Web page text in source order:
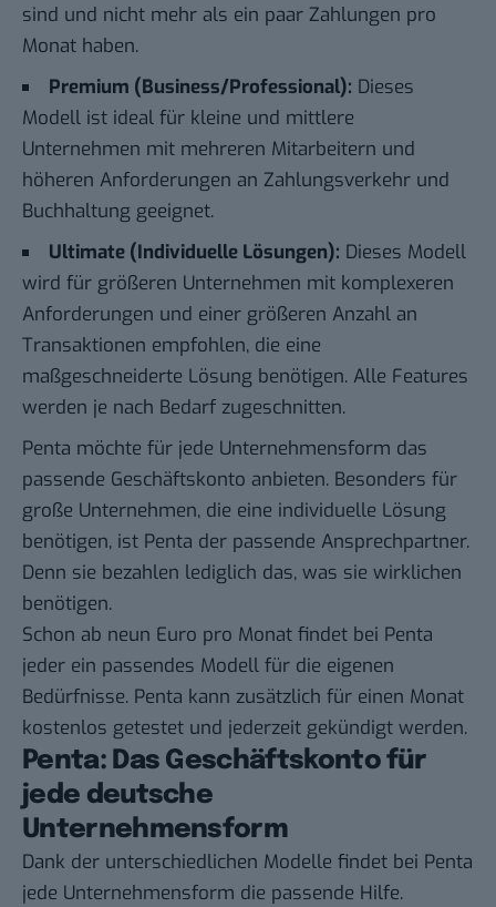
sind und nicht mehr als ein paar Zahlungen pro
Monat haben.
Premium (Business/Professional): Dieses
Modell ist ideal für kleine und mittlere
Unternehmen mit mehreren Mitarbeitern und
höheren Anforderungen an Zahlungsverkehr und
Buchhaltung geeignet.
Ultimate (Individuelle Lösungen): Dieses Modell
wird für größeren Unternehmen mit komplexeren
Anforderungen und einer größeren Anzahl an
Transaktionen empfohlen, die eine
maßgeschneiderte Lösung benötigen. Alle Features
werden je nach Bedarf zugeschnitten.
Penta möchte für jede Unternehmensform das
passende Geschäftskonto anbieten. Besonders für
große Unternehmen, die eine individuelle Lösung
benötigen, ist Penta der passende Ansprechpartner.
Denn sie bezahlen lediglich das, was sie wirklichen
benötigen.
Schon ab neun Euro pro Monat findet bei Penta
jeder ein passendes Modell für die eigenen
Bedürfnisse. Penta kann zusätzlich für einen Monat
kostenlos getestet und jederzeit gekündigt werden.
Penta: Das Geschäftskonto für
jede deutsche
Unternehmensform
Dank der unterschiedlichen Modelle findet bei Penta
jede Unternehmensform die passende Hilfe.